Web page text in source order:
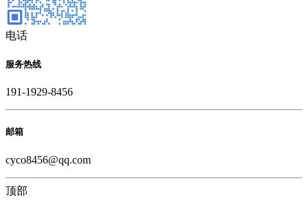
电话
服务热线
191-1929-8456
邮箱
cyco8456@qq.com
顶部